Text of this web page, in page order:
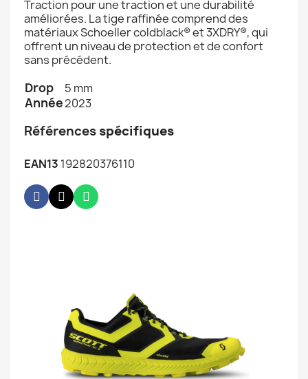
Traction pour une traction et une durabilité
améliorées. La tige raffinée comprend des
matériaux Schoeller coldblack® et 3XDRY®, qui
offrent un niveau de protection et de confort
sans précédent.
Drop 5 mm
Année2023
Références spécifiques
EAN13 192820376110